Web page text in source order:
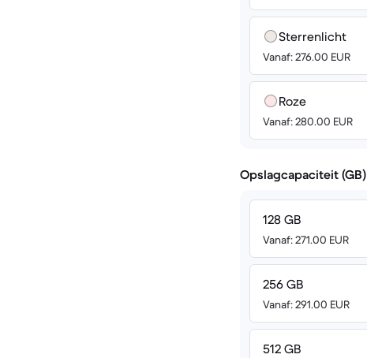
Sterrenlicht
Vanaf: 276.00 EUR
Roze
Vanaf: 280.00 EUR
Opslagcapaciteit (GB)
128 GB
Vanaf: 271.00 EUR
256 GB
Vanaf: 291.00 EUR
512 GB